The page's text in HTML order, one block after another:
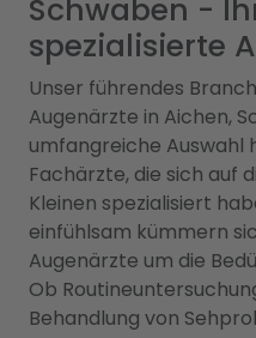
Schwaben -
spezialisierte
Unser führendes
Augenärzte in Aichen,
umfangreiche Auswahl
Fachärzte, die sich auf
Kleinen spezialisiert
einfühlsam kümmern
Augenärzte um die
Ob
Behandlung von